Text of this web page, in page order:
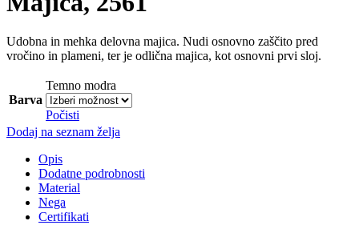
Udobna in mehka delovna majica. Nudi osnovno zaščito pred
vročino in plameni, ter je odlična majica, kot osnovni prvi sloj.
Barva
Temno modra
Počisti
Dodaj na seznam želja
Opis
Dodatne podrobnosti
Material
Nega
Certifikati